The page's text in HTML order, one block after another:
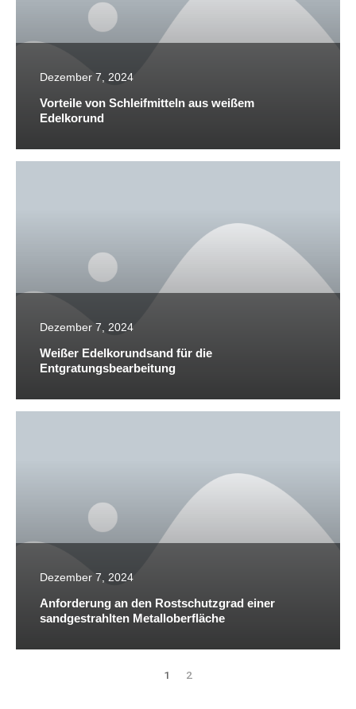
Dezember 7, 2024
Vorteile von Schleifmitteln aus weißem
Edelkorund
Dezember 7, 2024
Weißer Edelkorundsand für die
Entgratungsbearbeitung
Dezember 7, 2024
Anforderung an den Rostschutzgrad einer
sandgestrahlten Metalloberfläche
1 2